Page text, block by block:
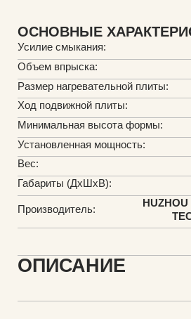
ОСНОВНЫЕ
Усилие смыкания:
Объем впрыска:
Размер нагревательной плиты:
Ход подвижной плиты:
Минимальная высота формы:
Установленная мощность:
Вес:
Габариты (ДхШхВ):
Производитель:
ОПИСАНИЕ